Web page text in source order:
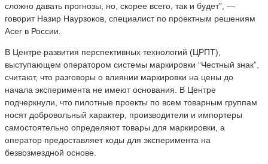
сложно давать прогнозы, но, скорее всего, так и будет”, —
говорит Назир Наурзоков, специалист по проектным решениям
Acer в России.
В Центре развития перспективных технологий (ЦРПТ),
выступающем оператором системы маркировки “Честный знак”,
считают, что разговоры о влиянии маркировки на цены до
начала эксперимента не имеют основания. В Центре
подчеркнули, что пилотные проекты по всем товарным группам
носят добровольный характер, производители и импортеры
самостоятельно определяют товары для маркировки, а
оператор предоставляет коды для эксперимента на
безвозмездной основе.